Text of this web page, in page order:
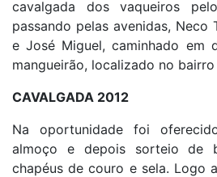
cavalgada dos vaqueiros
passando pelas avenidas, Neco
e José Miguel, caminhado em
mangueirão, localizado no
CAVALGADA 2012
Na oportunidade foi
almoço e depois sorteio de
chapéus de couro e sela. Logo